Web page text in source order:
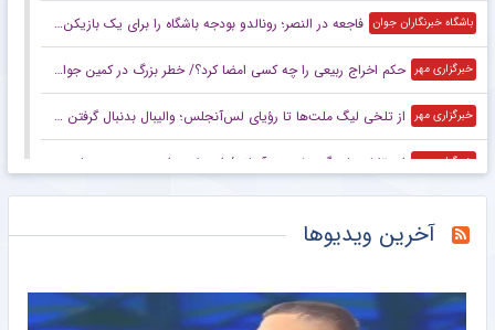
باشگاه خبرنگاران جوان فاجعه در النصر؛ رونالدو بودجه باشگاه را برای یک بازیکن خرج کرد!
خبرگزاری مهر حکم اخراج ربیعی را چه کسی امضا کرد؟/ خطر بزرگ در کمین جواد نکونام است!
خبرگزاری مهر از تلخی لیگ ملت‌ها تا رؤیای لس‌آنجلس؛ والیبال بدنبال گرفتن بلیت المپیک
خبرگزاری مهر استقلالی‌ها پیگیر وضعیت آسانی/ استعلام برای صدور مجوز بازی
خبرانلاین شناورسازی؛ شعبه دوم استقلال!
آخرین ویدیوها